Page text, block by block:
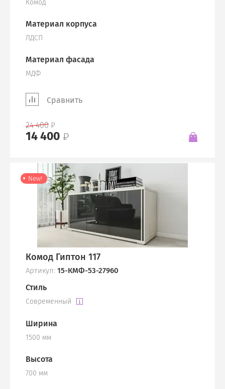
Комод
Материал корпуса
ЛДСП
Материал фасада
МДФ
Сравнить
24 400
14 400
New!
Комод Гиптон 117
Артикул: 15-КМФ-53-27960
Стиль
Современный
Ширина
1500 мм
Высота
700 мм